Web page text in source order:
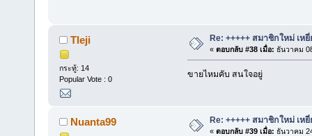
Tleji
กระทู้: 14
Popular Vote : 0
Re: +++++ สมาชิกใหม่ เห
« ตอบกลับ #38 เมื่อ: ธันวาคม
ขายไหมคับ สนใจอยู่
Nuanta99 Re: +++++ สมาชิกใหม่ เห
« ตอบกลับ #39 เมื่อ: ธันวาคม